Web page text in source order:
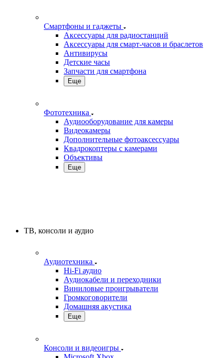
Смартфоны и гаджеты
Аксессуары для радиостанций
Аксессуары для смарт-часов и браслетов
Антивирусы
Детские часы
Запчасти для смартфона
Еще
Фототехника
Аудиооборудование для камеры
Видеокамеры
Дополнительные фотоаксессуары
Квадрокоптеры с камерами
Объективы
Еще
ТВ, консоли и аудио
Аудиотехника
Hi-Fi аудио
Аудиокабели и переходники
Виниловые проигрыватели
Громкоговорители
Домашняя акустика
Еще
Консоли и видеоигры